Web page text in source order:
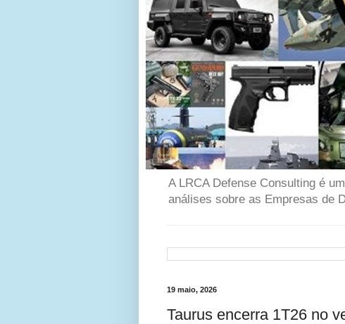
A LRCA Defense Consulting é
análises sobre as Empresas de
19 maio, 2026
Taurus encerra 1T26 no